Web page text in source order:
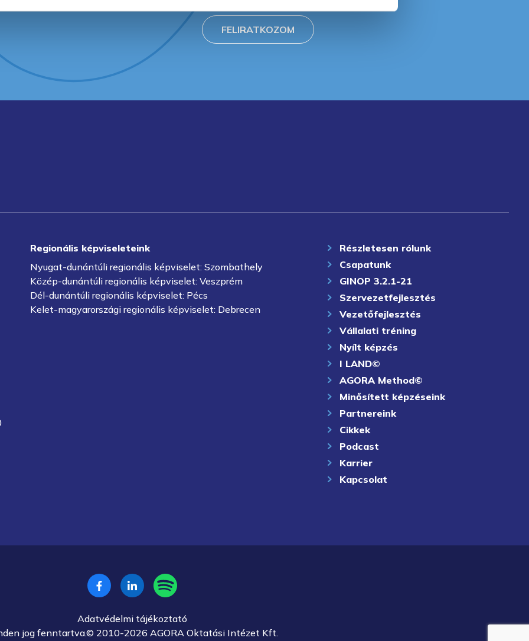
FELIRATKOZOM
Regionális képviseleteink
Nyugat-dunántúli regionális képviselet: Szombathely
Közép-dunántúli regionális képviselet: Veszprém
Dél-dunántúli regionális képviselet: Pécs
Kelet-magyarországi regionális képviselet: Debrecen
Részletesen rólunk
Csapatunk
GINOP 3.2.1-21
Szervezetfejlesztés
Vezetőfejlesztés
Vállalati tréning
Nyílt képzés
I LAND©
AGORA Method©
Minősített képzéseink
Partnereink
Cikkek
Podcast
Karrier
Kapcsolat
Adatvédelmi tájékoztató
jog fenntartva.© 2010-2026 AGORA Oktatási Intézet Kft.